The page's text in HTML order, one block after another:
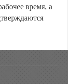
время, а